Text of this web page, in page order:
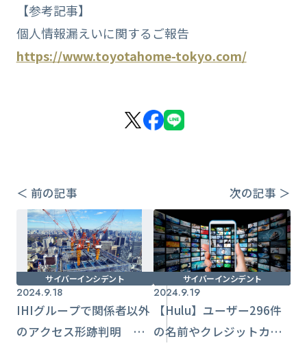
【参考記事】
個人情報漏えいに関するご報告
https://www.toyotahome-tokyo.com/
＜ 前の記事 次の記事 ＞
サイバーインシデント
2024.9.18
IHIグループで関係者以外
のアクセス形跡判明 利
サイバーインシデント
2024.9.19
【Hulu】ユーザー296件
の名前やクレジットカー